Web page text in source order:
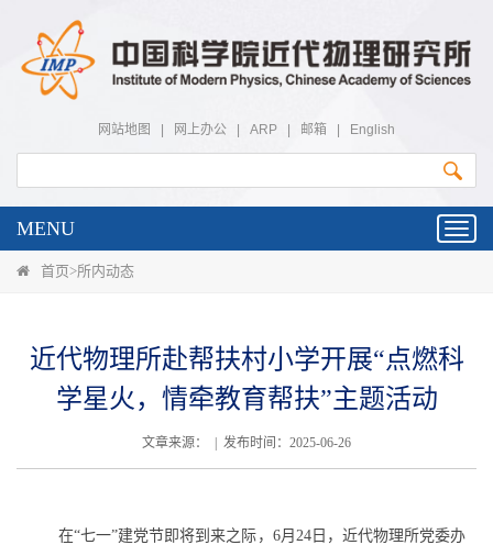
网站地图 网上办公 ARP 邮箱 English
MENU
首页>所内动态
近代物理所赴帮扶村小学开展“点燃科
学星火，情牵教育帮扶”主题活动
文章来源： | 发布时间：2025-06-26
在“七一”建党节即将到来之际， 6月 24日，近代物理所党委办